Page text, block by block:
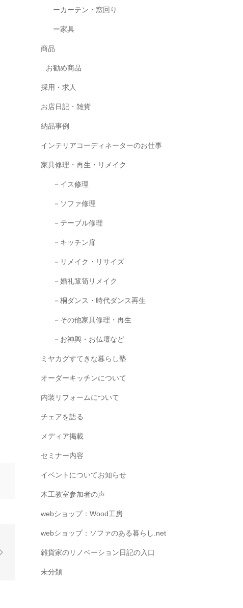
ーカーテン・窓回り
ー家具
商品
お勧め商品
採用・求人
お店日記・雑貨
納品事例
インテリアコーディネーターのお仕事
家具修理・再生・リメイク
－イス修理
－ソファ修理
－テーブル修理
－キッチン扉
－リメイク・リサイズ
－婚礼箪笥リメイク
－桐ダンス・時代ダンス再生
－その他家具修理・再生
－お神輿・お仏壇など
ミヤカグすてきな暮らし塾
オーダーキッチンについて
内装リフォームについて
チェアを語る
メディア掲載
セミナー内容
イベントについてお知らせ
木工教室参加者の声
webショップ：Wood工房
webショップ：ソファのある暮らし.net
雑貨家のリノベーション日記の入口
未分類